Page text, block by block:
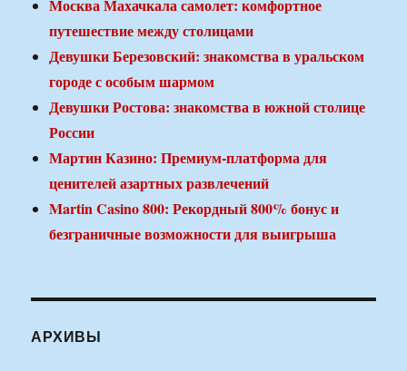
Москва Махачкала самолет: комфортное
путешествие между столицами
Девушки Березовский: знакомства в уральском
городе с особым шармом
Девушки Ростова: знакомства в южной столице
России
Мартин Казино: Премиум-платформа для
ценителей азартных развлечений
Martin Casino 800: Рекордный 800% бонус и
безграничные возможности для выигрыша
АРХИВЫ